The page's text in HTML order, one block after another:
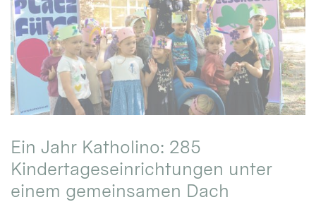
Ein Jahr Katholino: 285
Kindertageseinrichtungen unter
einem gemeinsamen Dach